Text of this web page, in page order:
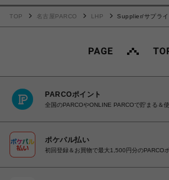
TOP 名古屋PARCO LHP
Supplier/サプラ
PARCOポイント
全国のPARCOやONLINE PARCOで貯まる＆
ポケパル払い
初回登録＆お買物で最大1,500円分のPARCO